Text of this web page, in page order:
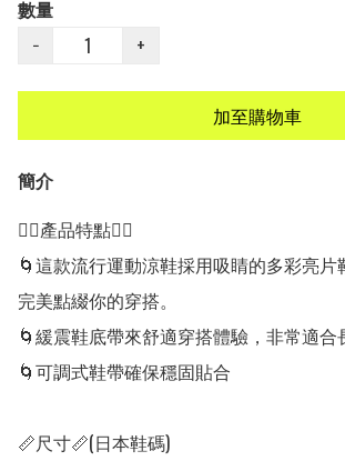
數量
−
+
加至購物車
簡介
👍🏻產品特點👍🏻
🌀這款流行運動涼鞋採用吸睛的多彩亮片
完美點綴你的穿搭。
🌀緩震鞋底帶來舒適穿搭體驗，非常適合
🌀可調式鞋帶確保穩固貼合
📏尺寸📏(日本鞋碼)